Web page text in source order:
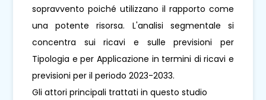
sopravvento poiché utilizzano il rapporto come
una potente risorsa. L'analisi segmentale si
concentra sui ricavi e sulle previsioni per
Tipologia e per Applicazione in termini di ricavi e
previsioni per il periodo 2023-2033.
Gli attori principali trattati in questo studio